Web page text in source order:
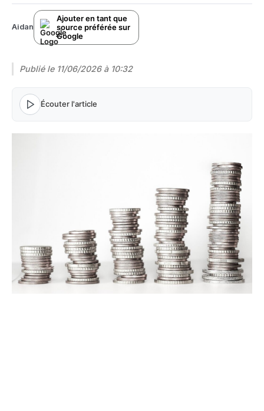
Aidan
Ajouter en tant que
source préférée sur
Google
Publié le 11/06/2026 à 10:32
Écouter l'article